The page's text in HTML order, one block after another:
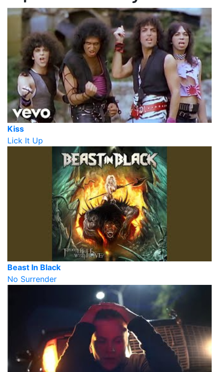
Kiss
Lick It Up
Beast In Black
No Surrender